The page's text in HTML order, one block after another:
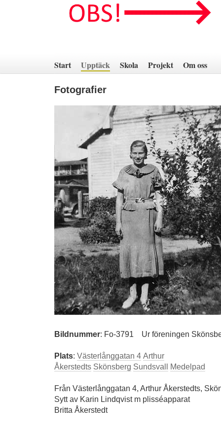
innehåll
Start Upptäck Skola Projekt Om oss
Fotografier
Bildnummer: Fo-3791 Ur föreningen
Plats: Västerlånggatan 4 Arthur
Åkerstedts Skönsberg Sundsvall Medelpad
Från Västerlånggatan 4, Arthur Åkerstedts,
Sytt av Karin Lindqvist m plisséapparat
Britta Åkerstedt